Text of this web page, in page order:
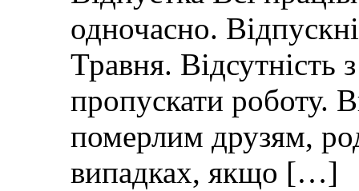
одночасно.
Травня.
пропускати роботу.
померлим друзям,
випадках, якщо […]